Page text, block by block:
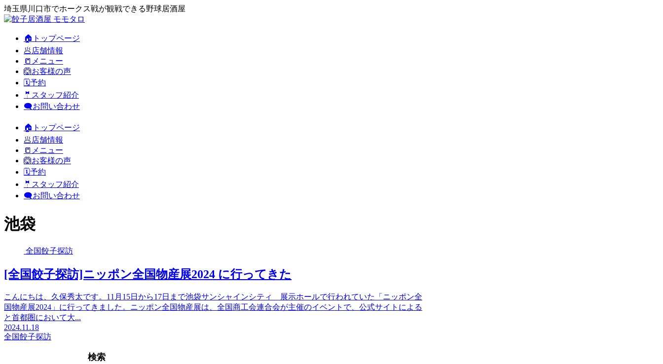
埼玉県川口市でホークス戦が観戦できる野球居酒屋
🏠トップページ
🥟店舗情報
📒メニュー
🙆お客様の声
🗓️予約
🤵スタッフ紹介
🗨️お問い合わせ
🏠トップページ
🥟店舗情報
📒メニュー
🙆お客様の声
🗓️予約
🤵スタッフ紹介
🗨️お問い合わせ
池袋
全国餃子探訪
[全国餃子探訪]ニッポン全国物産展2024 に行ってきた
こんにちは、久保秀太です。11月15日から17日まで池袋サンシャインシティ 展示ホールで行われていた「ニッポン全
国物産展2024」に行ってきました。ニッポン全国物産展は、全国商工会連合会が主催のイベントで、公式サイトによる
と首都圏において大...
2024.11.18
全国餃子探訪
検索